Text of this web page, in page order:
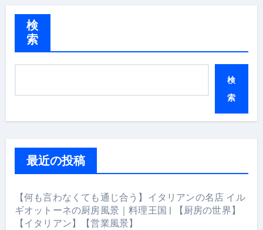
検
索
検
索
最近の投稿
【何も言わなくても通じ合う】イタリアンの名店 イル
ギオットーネの厨房風景｜料理王国 | 【厨房の世界】
【イタリアン】【営業風景】